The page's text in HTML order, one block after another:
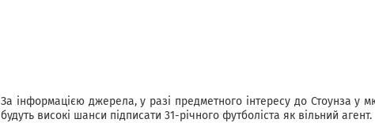
За інформацією джерела, у разі предметного інтересу до Стоунза у
будуть високі шанси підписати 31-річного футболіста як вільний агент.